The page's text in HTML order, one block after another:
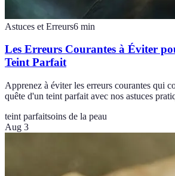
Astuces et Erreurs6 min
Les Erreurs Courantes à Éviter
Teint Parfait
Apprenez à éviter les erreurs courantes qui
quête d'un teint parfait avec nos astuces
teint parfaitsoins de la peau
Aug 3